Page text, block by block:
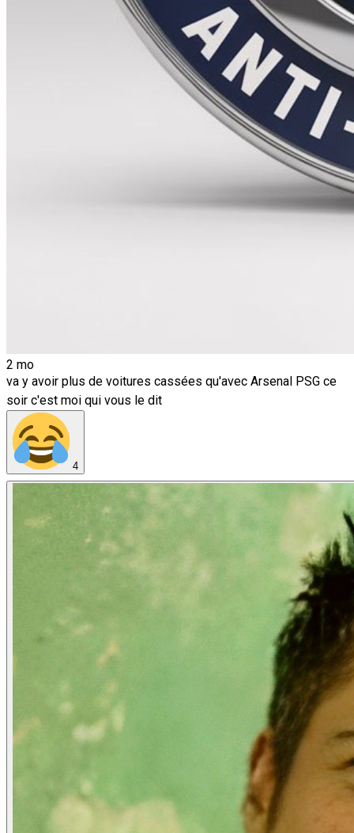
2 mo
va y avoir plus de voitures cassées qu'avec Arsenal PSG ce
soir c'est moi qui vous le dit
4